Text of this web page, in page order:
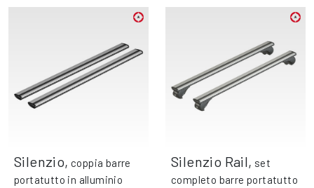
Silenzio, coppia barre
portatutto in alluminio
Silenzio Rail, set
completo barre portatutto